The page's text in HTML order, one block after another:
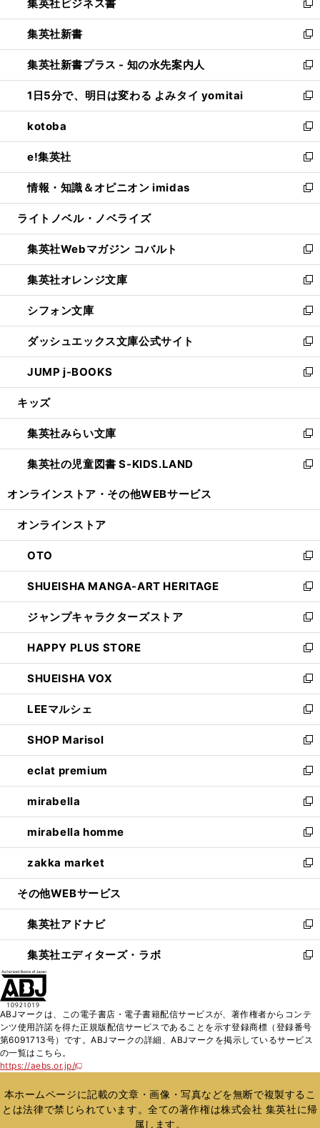
く
で
開
く
ド
ウ
で
開
く
い
ウ
ィ
ン
ド
ウ
で
開
く
集英社ビジネス書
新
し
い
ウ
ィ
ン
ド
ウ
で
開
く
集英社新書
新
し
い
ウ
ィ
ン
ド
ウ
で
開
く
集英社新書プラス - 知の水先案内人
新
し
い
ウ
ィ
ン
ド
ウ
で
開
1日5分で、明日は変わる よみタイ yomitai
新
し
い
ウ
ィ
ン
ド
ウ
開
く
kotoba
新
し
い
ウ
ィ
ン
ウ
で
開
く
e!集英社
新
し
い
ウ
ン
ド
ウ
で
開
く
情報・知識＆オピニオン imidas
新
し
ウ
ィ
ン
ド
ウ
で
開
く
ライトノベル・ノベライズ
集英社Webマガジン コバルト
新
し
い
ウ
ィ
ン
ド
ウ
で
開
集英社オレンジ文庫
新
し
い
ウ
ィ
ン
ド
ウ
開
く
シフォン文庫
新
し
い
ウ
ィ
ン
ウ
で
開
く
ダッシュエックス文庫公式サイト
新
し
い
ウ
ン
ド
ウ
で
JUMP j-BOOKS
新
し
ウ
ィ
ン
ド
開
キッズ
集英社みらい文庫
新
し
い
ン
ウ
で
開
く
集英社の児童図書 S-KIDS.LAND
新
ウ
ン
ド
ウ
で
開
く
オンラインストア・ その他WEBサービス
オンラインストア
OTO
新
し
い
ウ
ィ
ン
ド
ウ
で
開
く
SHUEISHA MANGA-ART HERITAGE
新
し
い
ウ
ィ
ン
ド
ウ
で
開
く
ジャンプキャラクターズストア
新
し
い
ウ
ィ
ン
ド
ウ
で
開
く
HAPPY PLUS STORE
新
し
い
ウ
ィ
ン
ド
ウ
で
開
く
SHUEISHA VOX
新
し
い
ウ
ィ
ン
ド
ウ
で
開
く
LEEマルシェ
新
し
い
ウ
ィ
ン
ド
ウ
で
開
く
SHOP Marisol
新
し
い
ウ
ィ
ン
ド
ウ
で
開
eclat premium
新
し
い
ウ
ィ
ン
ド
ウ
開
く
mirabella
新
し
い
ウ
ィ
ン
ウ
で
開
く
mirabella homme
新
し
い
ウ
ン
ド
ウ
で
zakka market
新
し
ウ
ィ
ン
ド
く
その他WEBサービス
集英社アドナビ
新
し
い
ド
ウ
で
集英社エディターズ・ラボ
新
ィ
ン
ド
開
く
ABJマークは、この電子書店・電子書籍配信サービスが、著作権者からコンテ
ンツ使用許諾を得た正規版配信サービスであることを示す登録商標（登録番号
第6091713号）です。ABJマークの詳細、ABJマークを掲示しているサービス
の一覧はこちら。
https://aebs.or.jp/
新
い
ウ
ィ
本ホームページに記載の文章・画像・写真などを無断で複製するこ
とは法律で禁じられています。全ての著作権は株式会社 集英社に帰
属します。